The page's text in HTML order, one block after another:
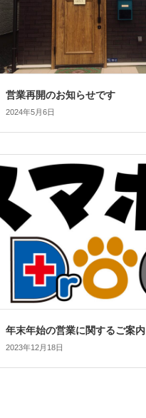
営業再開のお知らせです
2024年5月6日
年末年始の営業に関するご案内
2023年12月18日